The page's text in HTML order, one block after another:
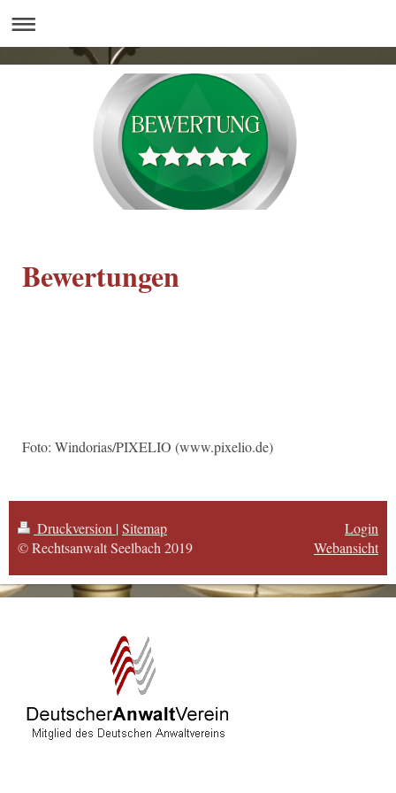
Bewertungen
Foto: Windorias/PIXELIO (www.pixelio.de)
Druckversion | Sitemap
© Rechtsanwalt Seelbach 2019
Login
Webansicht